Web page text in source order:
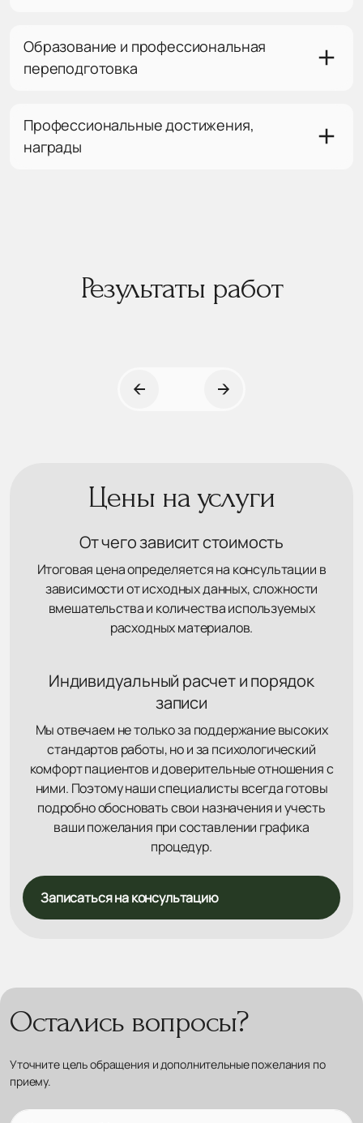
Образование и профессиональная
переподготовка
Профессиональные достижения,
награды
Результаты работ
Цены на услуги
От чего зависит стоимость
Итоговая цена определяется на консультации в
зависимости от исходных данных, сложности
вмешательства и количества используемых
расходных материалов.
Индивидуальный расчет и порядок
записи
Мы отвечаем не только за поддержание высоких
стандартов работы, но и за психологический
комфорт пациентов и доверительные отношения с
ними. Поэтому наши специалисты всегда готовы
подробно обосновать свои назначения и учесть
ваши пожелания при составлении графика
процедур.
Записаться на консультацию
Остались вопросы?
Уточните цель обращения и дополнительные пожелания по
приему.